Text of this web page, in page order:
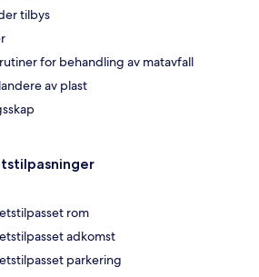
tilbys
for behandling av matavfall
av plast
rom
adkomst
parkering